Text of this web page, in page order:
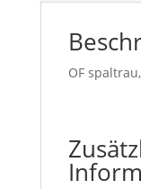
OF